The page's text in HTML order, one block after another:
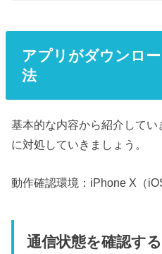
アプリがダウンロ
法
基本的な内容から紹介して
に対処していきましょう。
動作確認環境：iPhone X（
通信状態を確認する